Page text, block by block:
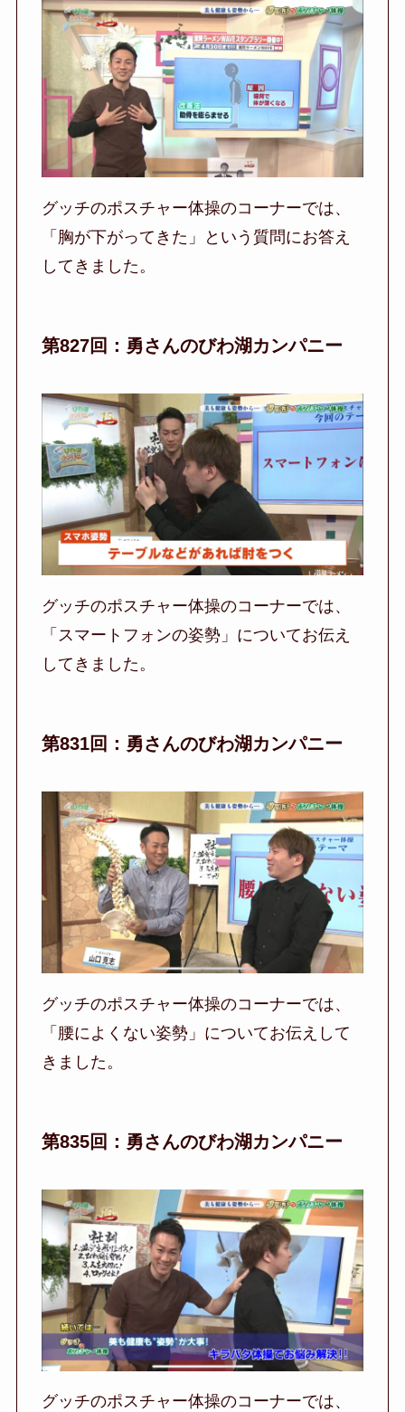
グッチのポスチャー体操のコーナーでは、
「胸が下がってきた」という質問にお答え
してきました。
第827回：勇さんのびわ湖カンパニー
グッチのポスチャー体操のコーナーでは、
「スマートフォンの姿勢」についてお伝え
してきました。
第831回：勇さんのびわ湖カンパニー
グッチのポスチャー体操のコーナーでは、
「腰によくない姿勢」についてお伝えして
きました。
第835回：勇さんのびわ湖カンパニー
グッチのポスチャー体操のコーナーでは、